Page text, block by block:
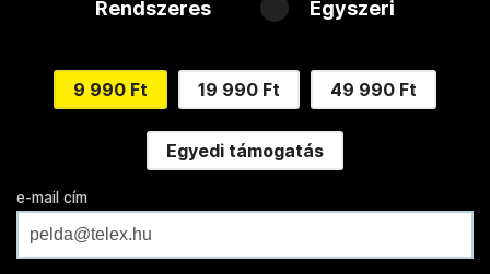
Rendszeres Egyszeri
9 990 Ft 19 990 Ft 49 990 Ft
Egyedi támogatás
e-mail cím